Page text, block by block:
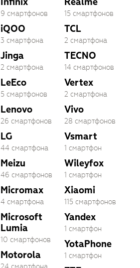
9 смартфонов
iQOO
3 смартфона
Jinga
2 смартфона
LeEco
5 смартфонов
Lenovo
26 смартфонов
LG
44 смартфона
Meizu
46 смартфонов
Micromax
4 смартфона
Microsoft
Lumia
10 смартфонов
Motorola
15 смартфонов
TCL
2 смартфона
TECNO
14 смартфонов
Vertex
2 смартфона
Vivo
28 смартфонов
Vsmart
1 смартфон
Wileyfox
1 смартфон
Xiaomi
115 смартфонов
Yandex
1 смартфон
YotaPhone
1 смартфон